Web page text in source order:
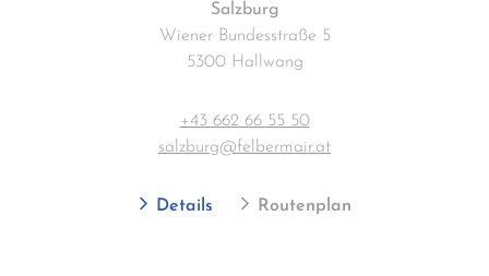
Salzburg
Wiener Bundesstraße 5
5300 Hallwang
+43 662 66 55 50
salzburg@felbermair.at
Details Routenplan